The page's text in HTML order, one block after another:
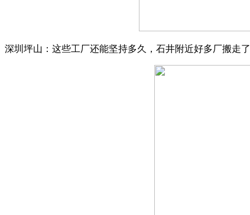
深圳坪山：这些工厂还能坚持多久，石井附近好多厂搬走了